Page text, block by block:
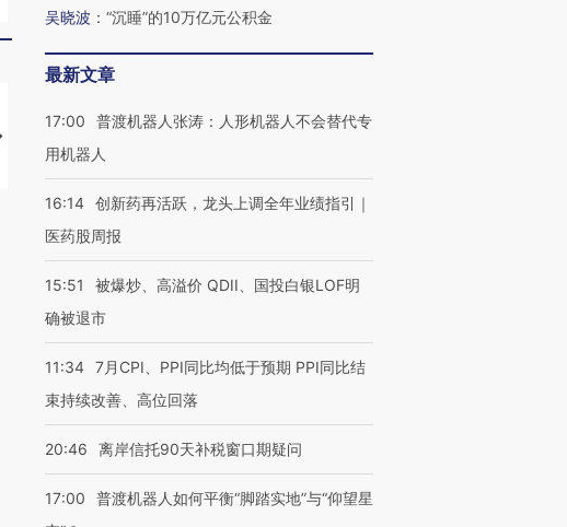
飞地休达
4000人
【推广】走进第四届链博
会，让数智科技“链”接产
有意思的生活方式·第三对
住三大增长引擎是什么？
吴晓波 ： “沉睡”的10万亿元公积金
最新文章
17:00
普渡机器人张涛：人形机器人不会替代专
用机器人
16:14 创新药再活跃，龙头上调全年业绩指引｜
医药股周报
15:51
被爆炒、高溢价 QDII、国投白银LOF明
确被退市
11:34 7月CPI、PPI同比均低于预期 PPI同比结
束持续改善、高位回落
20:46 离岸信托90天补税窗口期疑问
17:00
普渡机器人如何平衡“脚踏实地”与“仰望星